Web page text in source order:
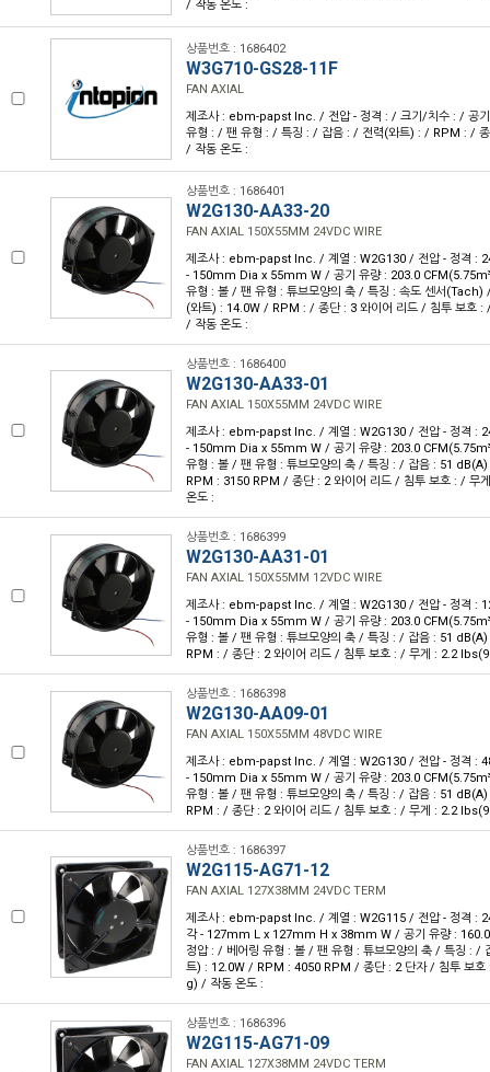
/ 작동 온도 :
상품번호 : 1686402
W3G710-GS28-11F
FAN AXIAL
제조사 : ebm-papst Inc. / 전압 - 정격 : / 크기/치수 : / 공
유형 : / 팬 유형 : / 특징 : / 잡음 : / 전력(와트) : / RPM : /
/ 작동 온도 :
상품번호 : 1686401
W2G130-AA33-20
FAN AXIAL 150X55MM 24VDC WIRE
제조사 : ebm-papst Inc. / 계열 : W2G130 / 전압 - 정격 :
- 150mm Dia x 55mm W / 공기 유량 : 203.0
유형 : 볼 / 팬 유형 : 튜브모양의 축 / 특징 : 속도 센서
(와트) : 14.0W / RPM : / 종단 : 3 와이어 리드 / 침투 보호
/ 작동 온도 :
상품번호 : 1686400
W2G130-AA33-01
FAN AXIAL 150X55MM 24VDC WIRE
제조사 : ebm-papst Inc. / 계열 : W2G130 / 전압 - 정격 :
- 150mm Dia x 55mm W / 공기 유량 : 203.0
유형 : 볼 / 팬 유형 : 튜브모양의 축 / 특징 : / 잡음 : 51
RPM : 3150 RPM / 종단 : 2 와이어 리드 / 침투 보호 : / 무
온도 :
상품번호 : 1686399
W2G130-AA31-01
FAN AXIAL 150X55MM 12VDC WIRE
제조사 : ebm-papst Inc. / 계열 : W2G130 / 전압 - 정격 :
- 150mm Dia x 55mm W / 공기 유량 : 203.0
유형 : 볼 / 팬 유형 : 튜브모양의 축 / 특징 : / 잡음 : 51
RPM : / 종단 : 2 와이어 리드 / 침투 보호 : / 무게 : 2.2
상품번호 : 1686398
W2G130-AA09-01
FAN AXIAL 150X55MM 48VDC WIRE
제조사 : ebm-papst Inc. / 계열 : W2G130 / 전압 - 정격 :
- 150mm Dia x 55mm W / 공기 유량 : 203.0
유형 : 볼 / 팬 유형 : 튜브모양의 축 / 특징 : / 잡음 : 51
RPM : / 종단 : 2 와이어 리드 / 침투 보호 : / 무게 : 2.2
상품번호 : 1686397
W2G115-AG71-12
FAN AXIAL 127X38MM 24VDC TERM
제조사 : ebm-papst Inc. / 계열 : W2G115 / 전압 - 정격 :
각 - 127mm L x 127mm H x 38mm W / 공기 유량 :
정압 : / 베어링 유형 : 볼 / 팬 유형 : 튜브모양의 축 / 특징 : /
트) : 12.0W / RPM : 4050 RPM / 종단 : 2 단자 / 침투 보
g) / 작동 온도 :
상품번호 : 1686396
W2G115-AG71-09
FAN AXIAL 127X38MM 24VDC TERM